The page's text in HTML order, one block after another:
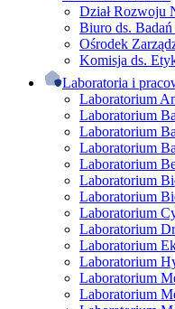
Dział Rozwoju
Biuro ds.
Ośrodek
Komisja ds.
Laboratoria i
Laboratorium
Laboratorium
Laboratorium
Laboratorium
Laboratorium
Laboratorium
Laboratorium
Laboratorium
Laboratorium
Laboratorium
Laboratorium
Laboratorium
Laboratorium